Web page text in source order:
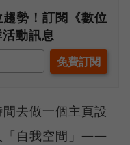
勢！訂閱《數位
動訊息
去做一個主頁設
「自我空間」——